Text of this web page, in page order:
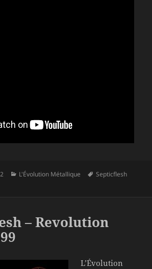
Catégories
L'Évolution Métallique
Mots-
Septicflesh
– Revolution
L’Évolution